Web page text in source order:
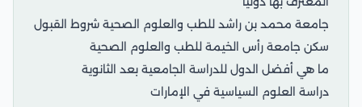
جامعة محمد بن راشد للطب والعلوم الصحية شروط القبول
سكن جامعة رأس الخيمة للطب والعلوم الصحية
ما هي أفضل الدول للدراسة الجامعية بعد الثانوية
دراسة العلوم السياسية في الإمارات